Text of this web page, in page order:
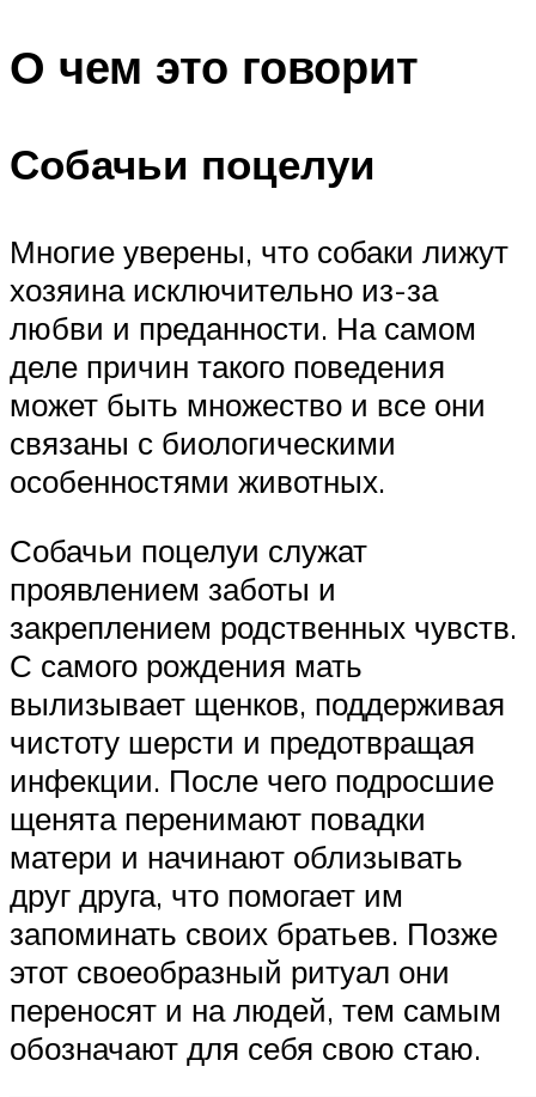
О чем это говорит
Собачьи поцелуи
Многие уверены, что собаки лижут
хозяина исключительно из-за
любви и преданности. На самом
деле причин такого поведения
может быть множество и все они
связаны с биологическими
особенностями животных.
Собачьи поцелуи служат
проявлением заботы и
закреплением родственных чувств.
С самого рождения мать
вылизывает щенков, поддерживая
чистоту шерсти и предотвращая
инфекции. После чего подросшие
щенята перенимают повадки
матери и начинают облизывать
друг друга, что помогает им
запоминать своих братьев. Позже
этот своеобразный ритуал они
переносят и на людей, тем самым
обозначают для себя свою стаю.